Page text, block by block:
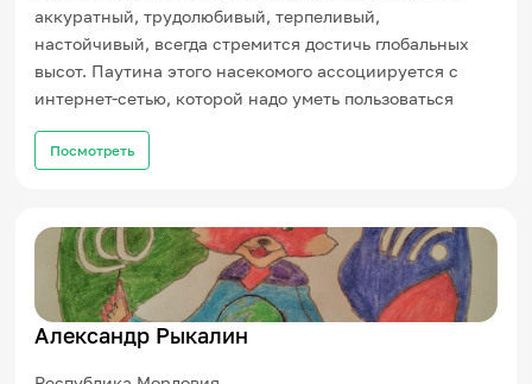
Задать вопрос
аккуратный, трудолюбивый, терпеливый,
настойчивый, всегда стремится достичь глобальных
высот. Паутина этого насекомого ассоциируется с
интернет-сетью, которой надо уметь пользоваться
Посмотреть
Александр Рыкалин